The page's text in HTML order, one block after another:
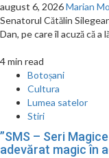
august 6, 2026Marian
Senatorul Cătălin
Dan, pe care îl acuză că a
4 min read
Botoșani
Cultura
Lumea satelor
Stiri
”SMS – Seri
adevărat magic în